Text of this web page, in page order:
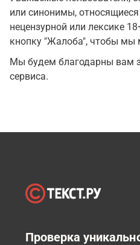
или синонимы,
нецензурной или лексике
кнопку "Жалоба", чтобы мы
Мы будем благодарны вам
сервиса.
Проверка